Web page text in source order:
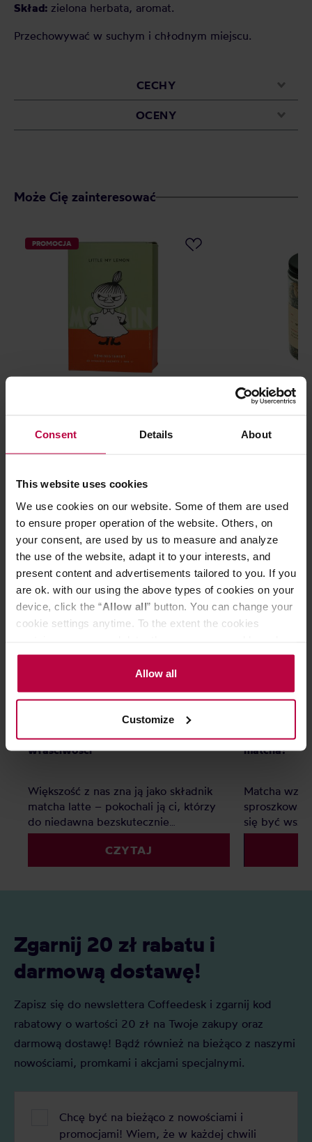
Consent Details About
This website uses cookies
We use cookies on our website. Some of them are used
to ensure proper operation of the website. Others, on
your consent, are used by us to measure and analyze
the use of the website, adapt it to your interests, and
present content and advertisements tailored to you. If you
are ok. with our using the above types of cookies on your
device, click the “Allow all” button. You can change your
cookie settings anytime. To the extent the cookies
the controller’s (namely, ALL GOOD S.A., ul.
Mazowiecka 24I/U9, 78-100 Kołobrzeg) or third parties’
legitimate interests which are to ensure a high quality of
activities of the controller and authorized entities. More
information about cookies and the personal data
processing, including your rights, can be found in the
Allow all
Customize
Skład: zielona herbata, aromat.
Przechowywać w suchym i chłodnym miejscu.
CECHY
OCENY
Może Cię zainteresować
PROMOCJA
Najniższa cena: 49,99 zł
41,99 zł
HAYB -
Do poczytania przy kawie:
Herbata matcha — co to jest i jakie ma
właściwości
Większość z nas zna ją jako składnik
matcha latte – pokochali ją ci, którzy
do niedawna bezskutecznie
poszukiwali ciekawej alternatywy dla
mlecznych kaw. Matcha to jednak o
wiele więcej – jak prawdziwa
CZYTAJ
matcha?
Matcha
się być
specialty.
Zgarnij 20 zł rabatu i
darmową dostawę!
Zapisz się do newslettera Coffeedesk i zgarnij kod
rabatowy o wartości 20 zł na Twoje zakupy oraz
darmową dostawę! Bądź również na bieżąco z naszymi
nowościami, promkami i akcjami specjalnymi.
Chcę być na bieżąco z nowościami i
promocjami! Wiem, że w każdej chwili